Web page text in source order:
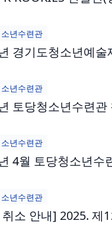
년수련관
경기도청소년예
년수련관
토당청소년수련
년수련관
4월 토당청소년수
년수련관
소 안내] 2025. 제